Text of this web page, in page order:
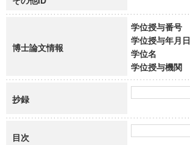
博士論文情報
学位授与番号
学位授与年月日
学位名
学位授与機関
抄録
目次